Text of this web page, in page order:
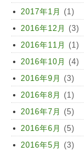
2017年1月 (1)
2016年12月 (3)
2016年11月 (1)
2016年10月 (4)
2016年9月 (3)
2016年8月 (1)
2016年7月 (5)
2016年6月 (5)
2016年5月 (3)